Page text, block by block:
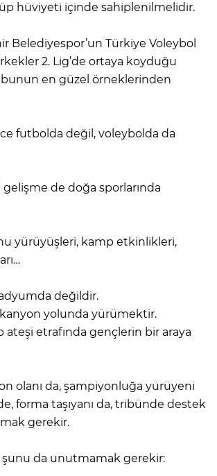
hüviyeti içinde sahiplenilmelidir.
Belediyespor’un Türkiye Voleybol
2. Lig’de ortaya koyduğu
en güzel örneklerinden
futbolda değil, voleybolda da
de doğa sporlarında
yürüyüşleri, kamp etkinlikleri,
değildir.
yolunda yürümektir.
ateşi etrafında gençlerin bir araya
olanı da, şampiyonluğa yürüyeni
forma taşıyanı da, tribünde destek
gerekir.
da unutmamak gerekir: